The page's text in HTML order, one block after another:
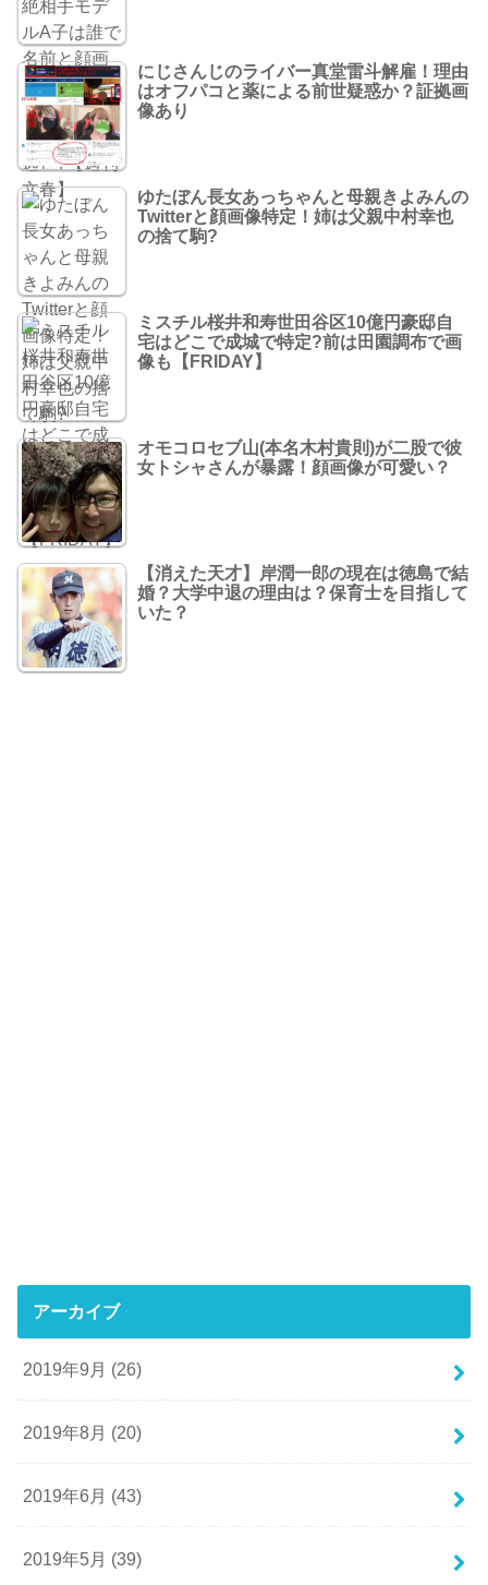
にじさんじのライバー真堂雷斗解雇！理由
はオフパコと薬による前世疑惑か？証拠画
像あり
ゆたぼん長女あっちゃんと母親きよみんの
Twitterと顔画像特定！姉は父親中村幸也
の捨て駒?
ミスチル桜井和寿世田谷区10億円豪邸自
宅はどこで成城で特定?前は田園調布で画
像も【FRIDAY】
オモコロセブ山(本名木村貴則)が二股で彼
女トシャさんが暴露！顔画像が可愛い？
【消えた天才】岸潤一郎の現在は徳島で結
婚？大学中退の理由は？保育士を目指して
いた？
アーカイブ
2019年9月 (26)
2019年8月 (20)
2019年6月 (43)
2019年5月 (39)